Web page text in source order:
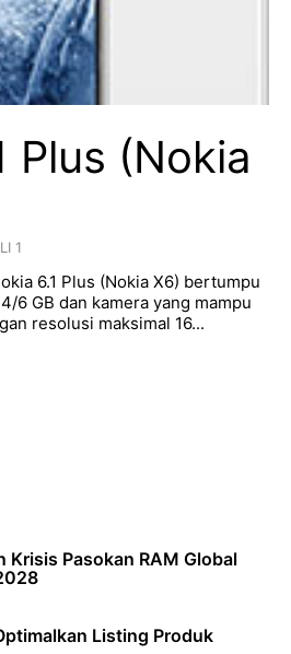
Plus (Nokia
1
6.1 Plus (Nokia X6) bertumpu
6 GB dan kamera yang mampu
resolusi maksimal 16...
Krisis Pasokan RAM Global
Listing Produk